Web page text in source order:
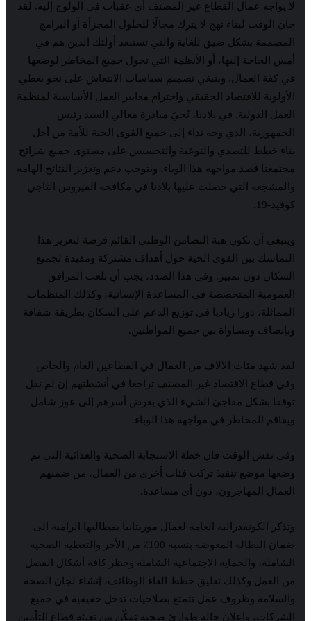
لا يواجه عمال القطاع غير المصنف أي عقبات في الولوج إليه. لقد
حان الوقت لبناء نهج لا يترك مجالًا للحلول المجزأة أو البرامج
المصممة بشكل ضيق للغاية والتي تستبعد أولئك الذين هم في
أمس الحاجة إليها، أو الأنظمة التي تحول جميع المخاطر لوضعها
في كفة العمال. وينبغي تصميم سياسات الانتعاش على نحو يعطي
الأولوية للاقتصاد الحقيقي واحترام معايير العمل الأساسية لمنظمة
العمل الدولية. في بلادنا، نُحيَ مبادرة معالي السيد رئيس
الجمهورية، الذي وجه نداء إلى جميع القوى الحية للأمة من أجل
بناء خطط للتصدي والتوعية والتحسيس على مستوى جميع شرائح
مجتمعنا قصد مواجهة هذا الوباء. ويتوجب دعم وتعزيز النتائج الهامة
والمشجعة التي حصلت عليها بلادنا في مكافحة الفيروس التاجي
كوفيد-19.
وينبغي أن تكون هبة التضامن الوطني القائم فرصة لتعزيز هذا
التماسك بين القوى الحية حول أهداف مشتركة ومفيدة لجميع
السكان دون تمييز. وفي هذا الصدد، يجب أن تلعب المرافق
العمومية المتخصصة في المساعدة الإنسانية، وكذلك المنظمات
المماثلة، دورا رياديا في توزيع الدعم على السكان بطريقة شفافة
وبإنصاف ومساواة بين جميع المواطنين.
لقد شهد مئات الآلاف من العمال في القطاعين العام والخاص
وفي قطاع الاقتصاد غير المصنف تراجعا في أنشطتهم إن لم نقل
توقفا بشكل مفاجئ الشيء الذي يعرض أسرهم إلى عوز شامل
ويفاقم المخاطر في مواجهة هذا الوباء.
وفي نفس الوقت فان خطة الاستجابة الصحية والغذائية التي تم
وضعها موضع تنفيذ تركت فئات أخرى من العمال، من ضمنهم
العمال المهاجرون، دون أي مساعدة.
وتذكر الكونفدرالية العامة لعمال موريتانيا بمطالبها الرامية الى
ضمان البطالة المعوضة بنسبة 100٪ من الأجر والتغطية الصحية
الشاملة، والحماية الاجتماعية الشاملة وحظر كافة أشكال الفصل
من العمل وكذلك تعليق خطط الغاء الوظائف، إنشاء لجان الصحة
والسلامة وظروف عمل تتمتع بصلاحيات تدخل حقيقية في جميع
الشركات، واعلان حالة طوارئ صحية تمكّن من تعبئة قطاع التأمين